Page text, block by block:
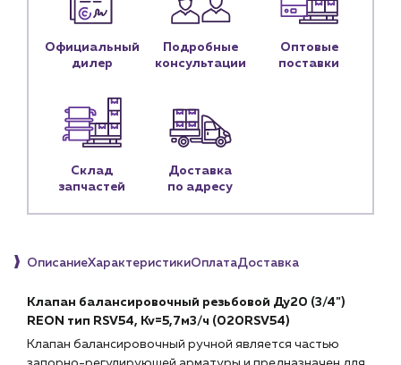
Контакты
Наши партнёры
+7 (918) 070-19-79
Пн – пт: 9:00 – 18:00
г. Краснодар, ул. Российская, 63
Официальный
дилер
Подробные
консультации
Оптовые
поставки
Склад
запчастей
Доставка
по адресу
ОписаниеХарактеристикиОплатаДоставка
Клапан балансировочный резьбовой Ду20 (3/4")
REON тип RSV54, Kv=5,7м3/ч (020RSV54)
Клапан балансировочный ручной является частью